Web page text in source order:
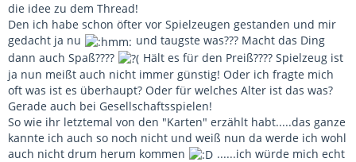
die idee zu dem Thread!
Den ich habe schon öfter vor Spielzeugen gestanden und mir
gedacht ja nu
und taugste was??? Macht das Ding
dann auch Spaß????
Hält es für den Preiß???? Spielzeug ist
ja nun meißt auch nicht immer günstig! Oder ich fragte mich
oft was ist es überhaupt? Oder für welches Alter ist das was?
Gerade auch bei Gesellschaftsspielen!
So wie ihr letztemal von den "Karten" erzählt habt.....das ganze
kannte ich auch so noch nicht und weiß nun da werde ich wohl
auch nicht drum herum kommen
......ich würde mich echt